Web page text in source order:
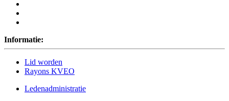
Informatie:
Lid worden
Rayons KVEO
Ledenadministratie